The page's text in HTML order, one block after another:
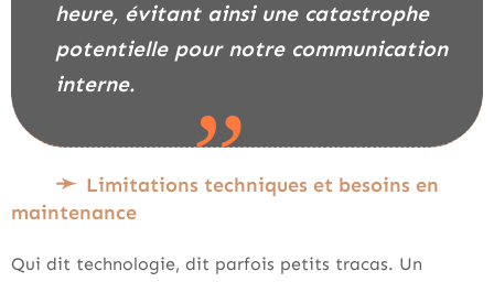
heure, évitant ainsi une catastrophe
potentielle pour notre communication
interne.
Limitations techniques et besoins en
maintenance
Qui dit technologie, dit parfois petits tracas. Un